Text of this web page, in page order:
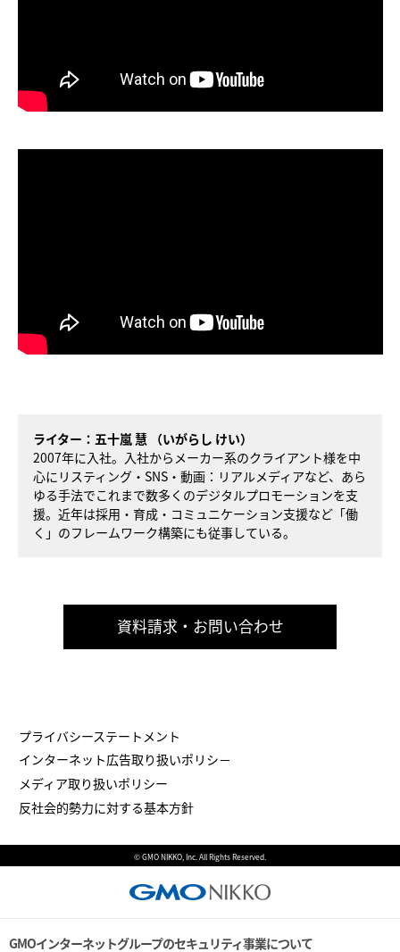
ライター： 五十嵐 慧 （いがらし けい）
2007年に入社。入社からメーカー系のクライアント様を中
心にリスティング・SNS・動画：リアルメディアなど、あら
ゆる手法でこれまで数多くのデジタルプロモーションを支
援。近年は採用・育成・コミュニケーション支援など「働
く」のフレームワーク構築にも従事している。
資料請求・お問い合わせ
プライバシーステートメント
インターネット広告取り扱いポリシ－
メディア取り扱いポリシー
反社会的勢力に対する基本方針
© GMO NIKKO, Inc. All Rights Reserved.
GMOインターネットグループのセキュリティ事業について